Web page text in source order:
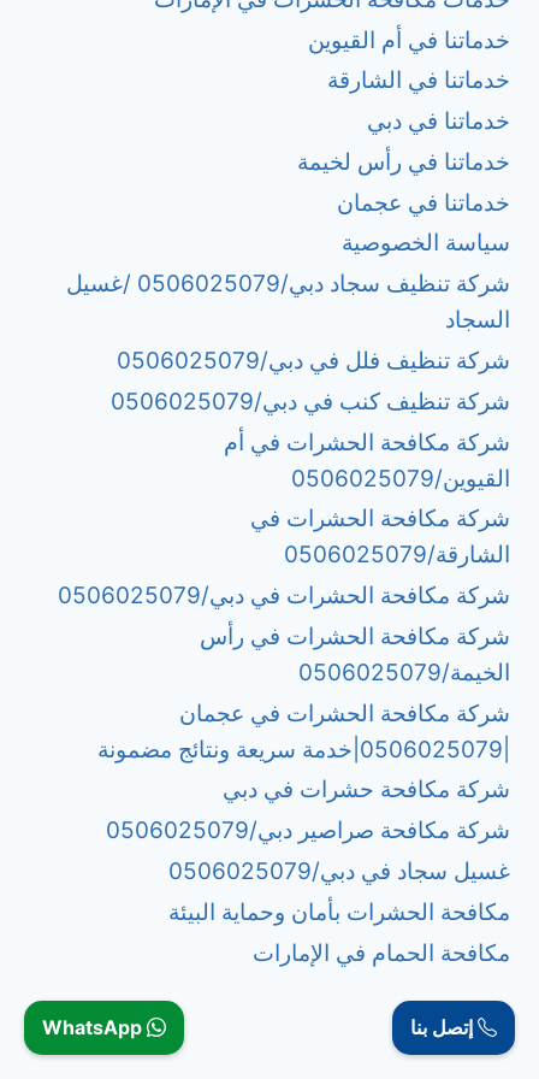
خدماتنا في أم القيوين
خدماتنا في الشارقة
خدماتنا في دبي
خدماتنا في رأس لخيمة
خدماتنا في عجمان
سياسة الخصوصية
شركة تنظيف سجاد دبي/0506025079 /غسيل
السجاد
شركة تنظيف فلل في دبي/0506025079
شركة تنظيف كنب في دبي/0506025079
شركة مكافحة الحشرات في أم
القيوين/0506025079
شركة مكافحة الحشرات في
الشارقة/0506025079
شركة مكافحة الحشرات في دبي/0506025079
شركة مكافحة الحشرات في رأس
الخيمة/0506025079
شركة مكافحة الحشرات في عجمان
شركة مكافحة حشرات في دبي
شركة مكافحة صراصير دبي/0506025079
غسيل سجاد في دبي/0506025079
مكافحة الحشرات بأمان وحماية البيئة
مكافحة الحمام في الإمارات
إتصل بنا